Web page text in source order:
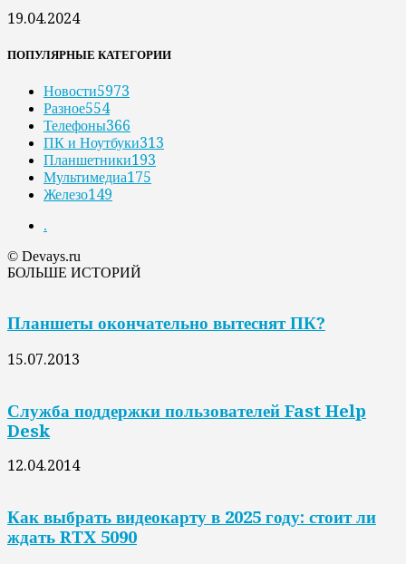
19.04.2024
ПОПУЛЯРНЫЕ КАТЕГОРИИ
Новости5973
Разное554
Телефоны366
ПК и Ноутбуки313
Планшетники193
Мультимедиа175
Железо149
.
© Devays.ru
БОЛЬШЕ ИСТОРИЙ
Планшеты окончательно вытеснят ПК?
15.07.2013
Служба поддержки пользователей Fast Help
Desk
12.04.2014
Как выбрать видеокарту в 2025 году: стоит ли
ждать RTX 5090